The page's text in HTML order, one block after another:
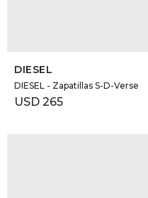
DIESEL
DIESEL - Zapatillas S-D-Verse
USD 265